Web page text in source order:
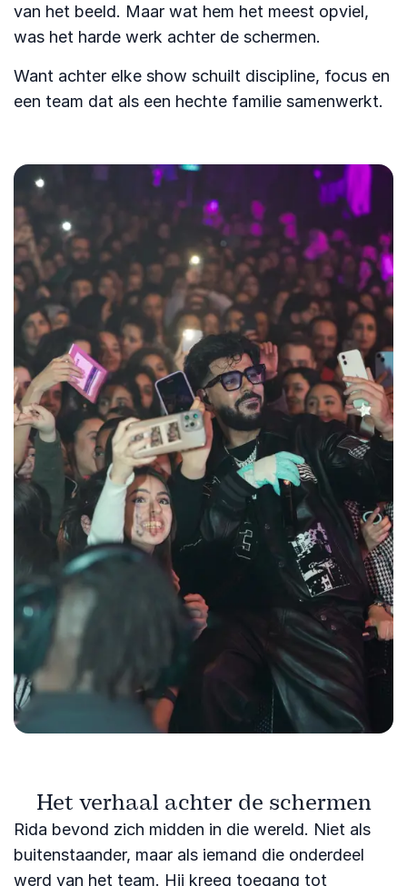
van het beeld. Maar wat hem het meest opviel,
was het harde werk achter de schermen.
Want achter elke show schuilt discipline, focus en
een team dat als een hechte familie samenwerkt.
Het verhaal achter de schermen
Rida bevond zich midden in die wereld. Niet als
buitenstaander, maar als iemand die onderdeel
werd van het team. Hij kreeg toegang tot